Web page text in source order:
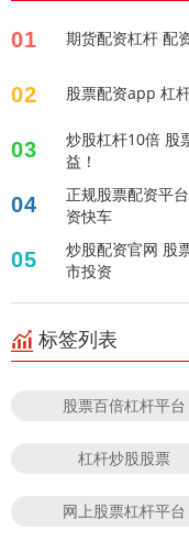
01 期货配资杠杆 配
02 股票配资app 杠
03
炒股杠杆10倍 股
益！
04
正规股票配资平
资快车
05
炒股配资官网 股
市投资
标签列表
股票百倍杠杆平台
杠杆炒股股票
网上股票杠杆平台